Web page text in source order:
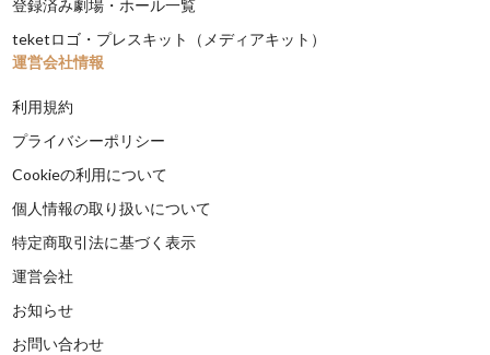
登録済み劇場・ホール一覧
teketロゴ・プレスキット（メディアキット）
運営会社情報
利用規約
プライバシーポリシー
Cookieの利用について
個人情報の取り扱いについて
特定商取引法に基づく表示
運営会社
お知らせ
お問い合わせ